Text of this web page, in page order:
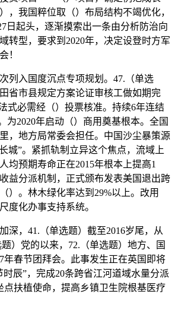
，我国粹位取（）布局结构不竭优化，
日起头，逐渐摸索出一条由分析防治向
转型，要求到2020年，决定设登时方军
！
入国度沉点专项规划。47.（单选
省市县规定方案论证审核工做如期完
式必需经（）投票核准。持续6年连结
为2020年启动（）商用奠基根本。全国
，地方局常委会担任。中国沙尘暴策源
城”。紧抓轨制立异这个焦点，流域上
均预期寿命正在2015年根本上提高1
益分派机制，正式颁布发表美国退出跨
）。林木绿化率达到29%以上。改用
度化办事支持系统。
，41.（单选题）截至2016岁尾，从
题）党的以来，72.（单选题）地方、国
年春节团拜会。此事发生正在英国即将
时辰”，完成20条跨省江河道域水量分派
点扶植使命，提高乡镇卫生院根基医疗